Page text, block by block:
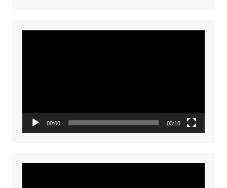
00:00 03:10